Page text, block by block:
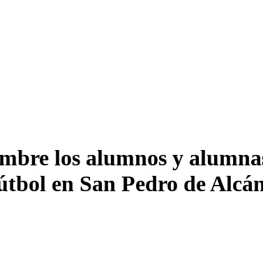
los alumnos y
en San Pedro de